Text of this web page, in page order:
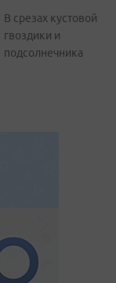
В срезах кустовой
гвоздики и
подсолнечника